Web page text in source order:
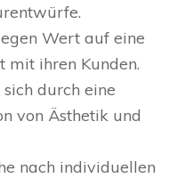
Wert auf eine
mit ihren Kunden.
durch eine
von Ästhetik und
nach individuellen